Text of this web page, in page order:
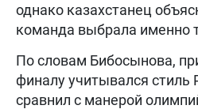
однако казахстанец
команда выбрала именно
По словам Бибосынова,
финалу учитывался стиль
сравнил с манерой